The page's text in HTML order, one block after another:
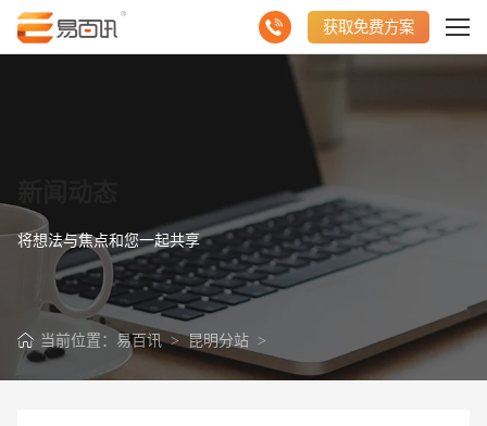
获取免费方案
将想法与焦点和您一起共享
当前位置： 易百讯>昆明分站>